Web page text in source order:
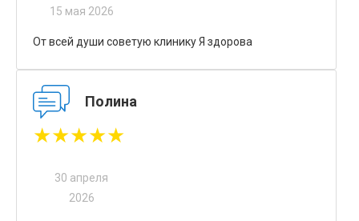
15 мая 2026
От всей души советую клинику Я здорова
Полина
★★★★★
30 апреля
2026